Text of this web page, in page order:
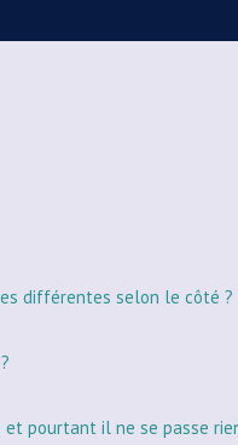
différentes selon le côté ?
et pourtant il ne se passe